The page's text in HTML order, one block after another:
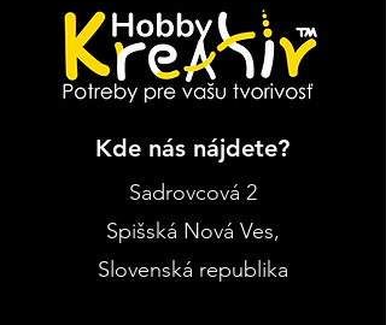
Kde nás nájdete?
Sadrovcová 2
Spišská Nová Ves,
Slovenská republika